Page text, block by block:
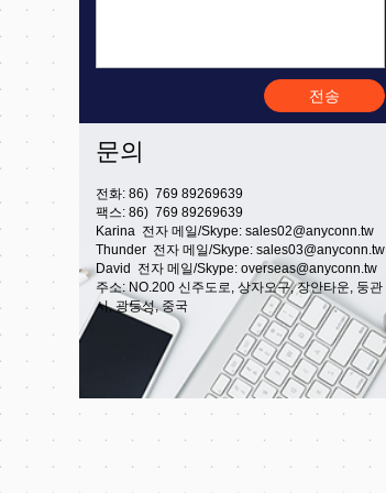
전송
문의
전화: 86) 769 89269639
팩스: 86) 769 89269639
Karina 전자 메일/Skype: sales02@anyconn.tw
Thunder 전자 메일/Skype: sales03@anyconn.tw
David 전자 메일/Skype: overseas@anyconn.tw
주소: NO.200 신주도로, 상자오구, 장안타운, 둥관
시, 광둥성, 중국